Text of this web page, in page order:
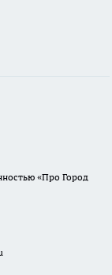
«Про Город